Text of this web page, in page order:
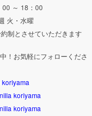
00 ～ 18：00
火・水曜
制とさせていただきます
！お気軽にフォローくださ
koriyama
koriyama
koriyama